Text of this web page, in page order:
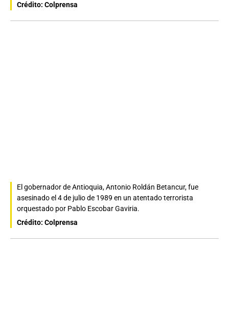
Crédito: Colprensa
El gobernador de Antioquia, Antonio Roldán Betancur, fue
asesinado el 4 de julio de 1989 en un atentado terrorista
orquestado por Pablo Escobar Gaviria.
Crédito: Colprensa